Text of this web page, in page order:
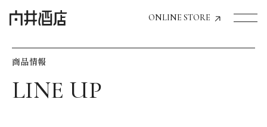
ONLINE STORE
飲食店経営のお客様
商品情報